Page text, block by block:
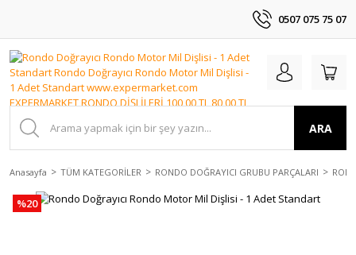
0507 075 75 07
ARA
Anasayfa TÜM KATEGORİLER RONDO DOĞRAYICI GRUBU PARÇALARI
%20